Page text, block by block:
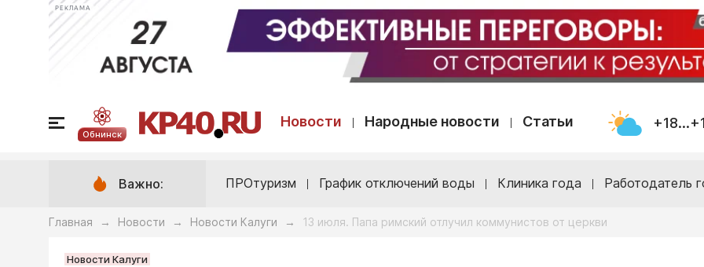
РЕКЛАМА
Обнинск
Новости Народные новости Статьи
Важно: ПРОтуризм График отключений воды Клиника года Работодатель
Главная → Новости → Новости Калуги → 13 июля. Папа римский отлучил коммунистов от церкви
Новости Калуги